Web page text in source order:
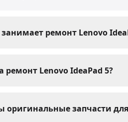
ремонт Lenovo
воды) могут занять 1-3
ремонт Lenovo IdeaPad 5?
и установленные запчасти.
оригинальные запчасти